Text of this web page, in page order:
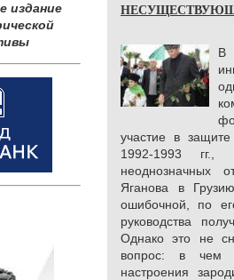
издание
В
участие в
1992-1993
неоднозначных
Яганова в
ошибочной, по
руководства
Однако это не
вопрос: в чем
настроения